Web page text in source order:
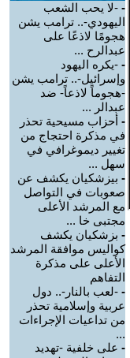
- -لا يحب الشعب
اليهودي-.. ترامب يشن
هجومًا لاذعًا على
عبدالرح ...
- -يكره اليهود
وإسرائيل-.. ترامب يشن
-هجوماً لاذعاً- ضد
عبدالر ...
- أحزاب مسيحية تحذر
في مذكرة احتجاج من
تغيير ديموغرافي في
سهل ...
- بيزشكيان يكشف عن
صعوبات في التواصل
مع المرشد الأعلى
مجتبى خا ...
- بزشكيان يكشف
كواليس موافقة المرشد
الأعلى على مذكرة
التفاهم
- -لعب بالنار-.. دول
عربية وإسلامية تحذر
من تداعيات الإجراءات
...
- على خلفية -تهديد